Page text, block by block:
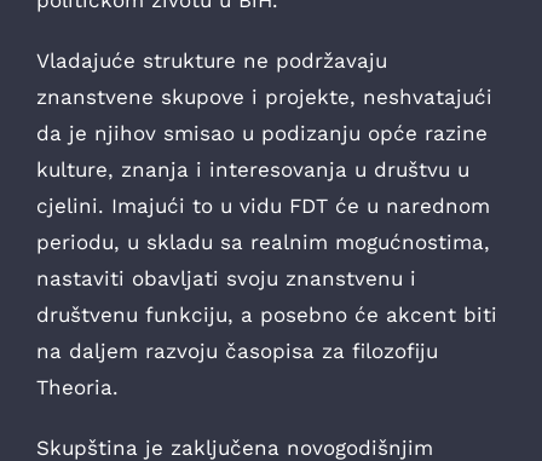
Vladajuće strukture ne podržavaju
znanstvene skupove i projekte, neshvatajući
da je njihov smisao u podizanju opće razine
kulture, znanja i interesovanja u društvu u
cjelini. Imajući to u vidu FDT će u narednom
periodu, u skladu sa realnim mogućnostima,
nastaviti obavljati svoju znanstvenu i
društvenu funkciju, a posebno će akcent biti
na daljem razvoju časopisa za filozofiju
Theoria.
Skupština je zaključena novogodišnjim